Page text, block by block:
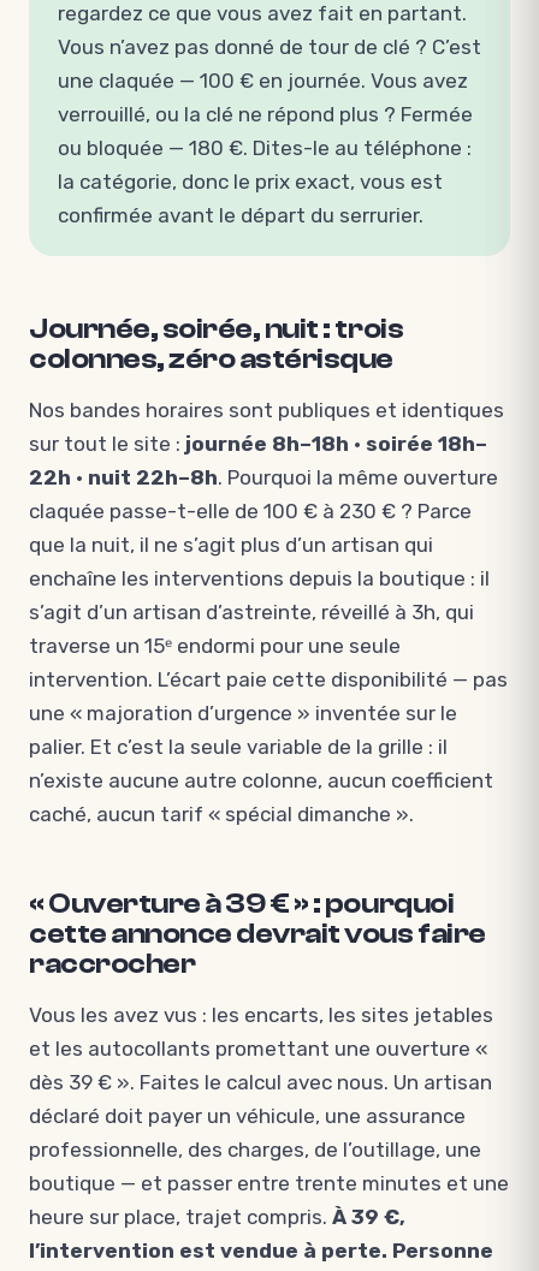
regardez ce que vous avez fait en partant.
Vous n’avez pas donné de tour de clé ? C’est
une claquée — 100 € en journée. Vous avez
verrouillé, ou la clé ne répond plus ? Fermée
ou bloquée — 180 €. Dites-le au téléphone :
la catégorie, donc le prix exact, vous est
confirmée avant le départ du serrurier.
Journée, soirée, nuit : trois
colonnes, zéro astérisque
Nos bandes horaires sont publiques et identiques
sur tout le site : journée 8h–18h · soirée 18h–
22h · nuit 22h–8h. Pourquoi la même ouverture
claquée passe-t-elle de 100 € à 230 € ? Parce
que la nuit, il ne s’agit plus d’un artisan qui
enchaîne les interventions depuis la boutique : il
s’agit d’un artisan d’astreinte, réveillé à 3h, qui
traverse un 15ᵉ endormi pour une seule
intervention. L’écart paie cette disponibilité — pas
une « majoration d’urgence » inventée sur le
palier. Et c’est la seule variable de la grille : il
n’existe aucune autre colonne, aucun coefficient
caché, aucun tarif « spécial dimanche ».
« Ouverture à 39 € » : pourquoi
cette annonce devrait vous faire
raccrocher
Vous les avez vus : les encarts, les sites jetables
et les autocollants promettant une ouverture «
dès 39 € ». Faites le calcul avec nous. Un artisan
déclaré doit payer un véhicule, une assurance
professionnelle, des charges, de l’outillage, une
boutique — et passer entre trente minutes et une
heure sur place, trajet compris. À 39 €,
l’intervention est vendue à perte. Personne